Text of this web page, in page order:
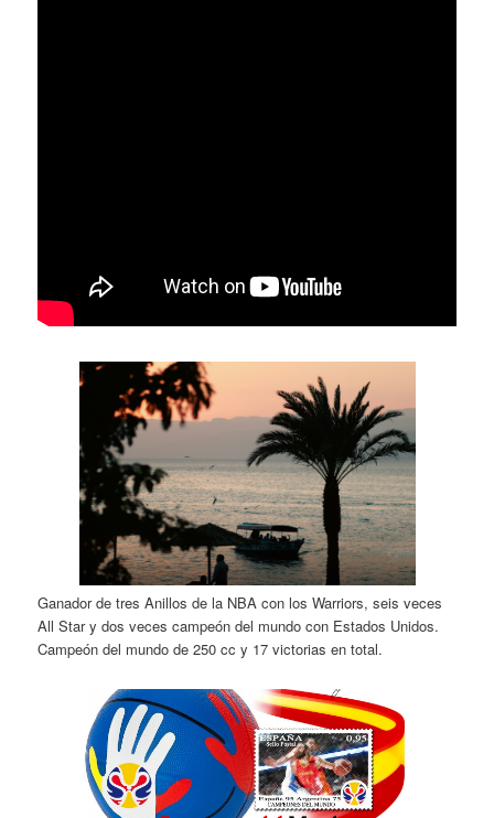
Ganador de tres Anillos de la NBA con los Warriors, seis veces
All Star y dos veces campeón del mundo con Estados Unidos.
Campeón del mundo de 250 cc y 17 victorias en total.